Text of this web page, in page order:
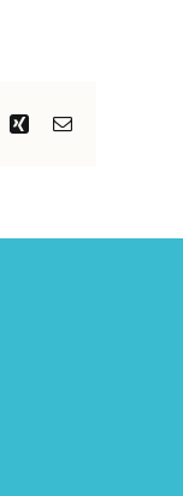
Xing E-